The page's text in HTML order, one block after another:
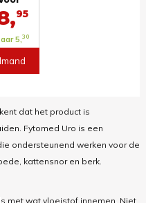
95
5,30
dat het product is
Fytomed Uro is een
ondersteunend werken voor de
kattensnor en berk.
met wat vloeistof innemen. Niet